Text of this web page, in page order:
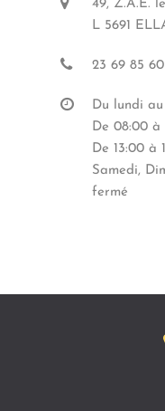
49, Z.A.E.
L 5691
23 69 85 60
Du lundi
De 08:00 à
De 13:00 à
Samedi,
fermé